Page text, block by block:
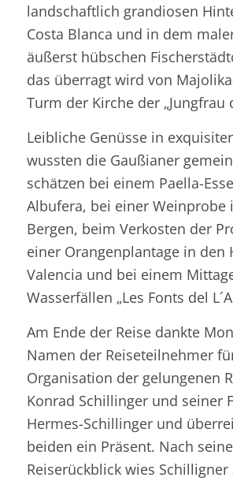
landschaftlich grandiosen
Costa Blanca und in dem
äußerst hübschen
das überragt wird von
Turm der Kirche der „Jungfrau
Leibliche Genüsse in
wussten die Gaußianer
schätzen bei einem Paella-
Albufera, bei einer Weinprobe
Bergen, beim Verkosten der
einer Orangenplantage in den
Valencia und bei einem
Wasserfällen „Les Fonts del
Am Ende der Reise dankte
Namen der Reiseteilnehmer
Organisation der gelungenen
Konrad Schillinger und seiner
Hermes-Schillinger und
beiden ein Präsent. Nach
Reiserückblick wies